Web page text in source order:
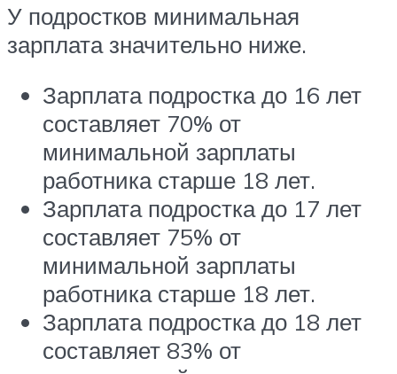
У подростков минимальная
зарплата значительно ниже.
Зарплата подростка до 16 лет
составляет 70% от
минимальной зарплаты
работника старше 18 лет.
Зарплата подростка до 17 лет
составляет 75% от
минимальной зарплаты
работника старше 18 лет.
Зарплата подростка до 18 лет
составляет 83% от